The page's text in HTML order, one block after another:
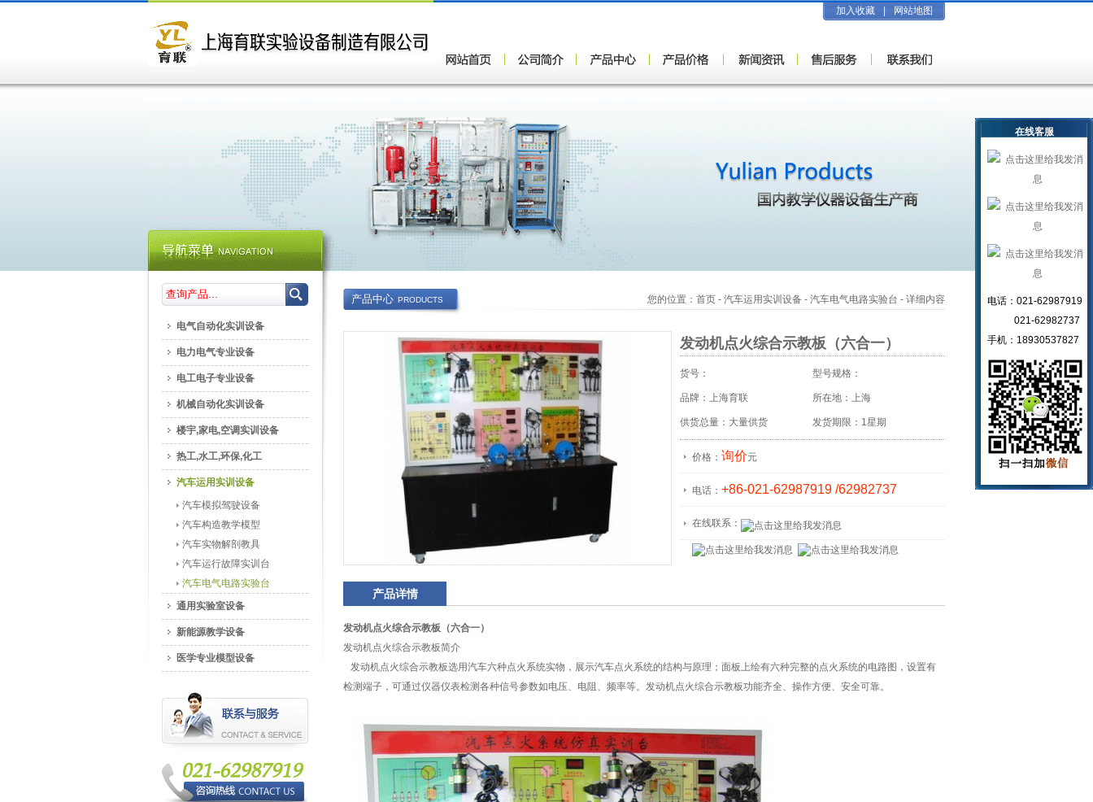
加入收藏 网站地图
产品中心 PRODUCTS 您的位置： 首页 - 汽车运用实训设备 - 汽车电气电路实验台 - 详细内容
发动机点火综合示教板（六合一）
货号： 型号规格：
品牌：上海育联 所在地：上海
供货总量：大量供货 发货期限：1星期
价格： 询价元
电话： +86-021-62987919 /62982737
在线联系：
产品详情
发动机点火综合示教板（六合一）
发动机点火综合示教板简介
发动机点火综合示教板选用汽车六种点火系统实物，展示汽车点火系统的结构与原理；面板上绘有六种完整的点火系统的电路图，设置有
检测端子，可通过仪器仪表检测各种信号参数如电压、电阻、频率等。发动机点火综合示教板功能齐全、操作方便、安全可靠。
电气自动化实训设备
电力电气专业设备
电工电子专业设备
机械自动化实训设备
楼宇,家电,空调实训设备
热工,水工,环保,化工
汽车运用实训设备
汽车模拟驾驶设备
汽车构造教学模型
汽车实物解剖教具
汽车运行故障实训台
汽车电气电路实验台
通用实验室设备
新能源教学设备
医学专业模型设备
在线客服
电话：021-62987919
021-62982737
手机：18930537827